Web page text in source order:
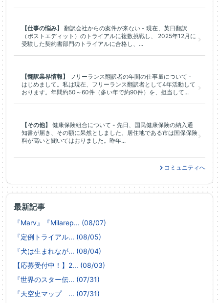
最新記事
『Marv』『Milarep... (08/07)
『定例トライアル... (08/05)
『犬は生まれなが... (08/04)
【応募受付中！】2... (08/03)
『世界のスター伝... (07/31)
『天空史マップ ... (07/31)
【仕事の悩み】
翻訳会社からの案件が来ない - 現在、英日翻訳
（ポストエディット）のトライアルに複数挑戦し、 2025年12月に
受験した契約書部門のトライアルに合格し、...
【翻訳業界情報】
フリーランス翻訳者の年間の仕事量について -
はじめまして。私は現在、フリーランス翻訳者として4年活動して
おります。年間約50～60件（多い年で約90件）を、担当して...
【その他】
健康保険組合について - 先日、国民健康保険の納入通
知書が届き、その額に呆然としました。居住地である市は国保保険
料が高いと聞いてはおりました。昨年...
コミュニティへ